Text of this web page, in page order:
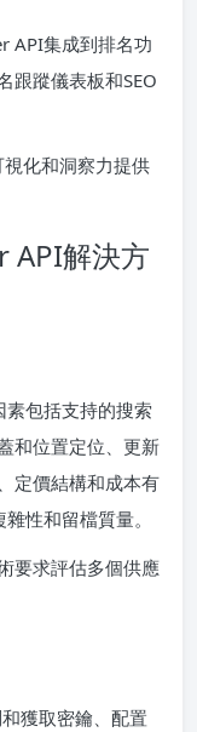
API集成到排名功
跟蹤儀表板和SEO
化和洞察力提供
API解決方
素包括支持的搜索
和位置定位、更新
定價結構和成本有
性和留檔質量。
要求評估多個供應
獲取密鑰、配置